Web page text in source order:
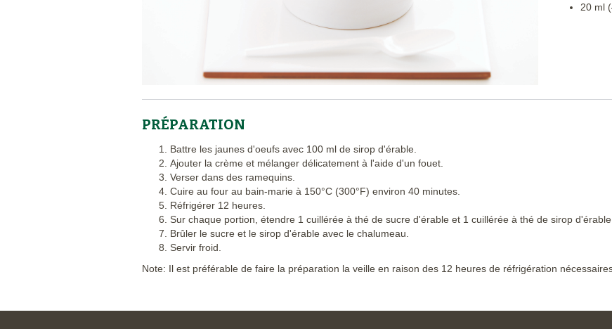
20 ml
PRÉPARATION
Battre les jaunes d'oeufs avec 100 ml de sirop d'érable.
Ajouter la crème et mélanger délicatement à l'aide d'un fouet.
Verser dans des ramequins.
Cuire au four au bain-marie à 150°C (300°F) environ 40 minutes.
Réfrigérer 12 heures.
Sur chaque portion, étendre 1 cuillérée à thé de sucre d'érable et 1 cuillérée à thé de sirop
Brûler le sucre et le sirop d'érable avec le chalumeau.
Servir froid.
Note: Il est préférable de faire la préparation la veille en raison des 12 heures de réfrigération